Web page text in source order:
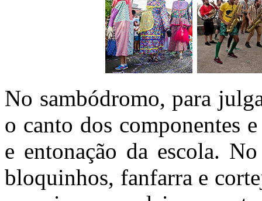
No sambódromo, para
o canto dos componentes
e entonação da escola.
bloquinhos, fanfarra e